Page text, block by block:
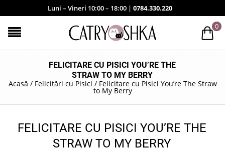
Luni – Vineri 10:00 – 18:00 | 0784.330.220
0
FELICITARE CU PISICI YOU’RE THE
STRAW TO MY BERRY
Acasă / Felicitări cu Pisici / Felicitare cu Pisici You’re The Straw
to My Berry
FELICITARE CU PISICI YOU’RE THE
STRAW TO MY BERRY